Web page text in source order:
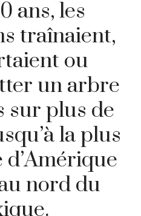
ans, les
traînaient,
ou
un arbre
sur plus de
la plus
nord du